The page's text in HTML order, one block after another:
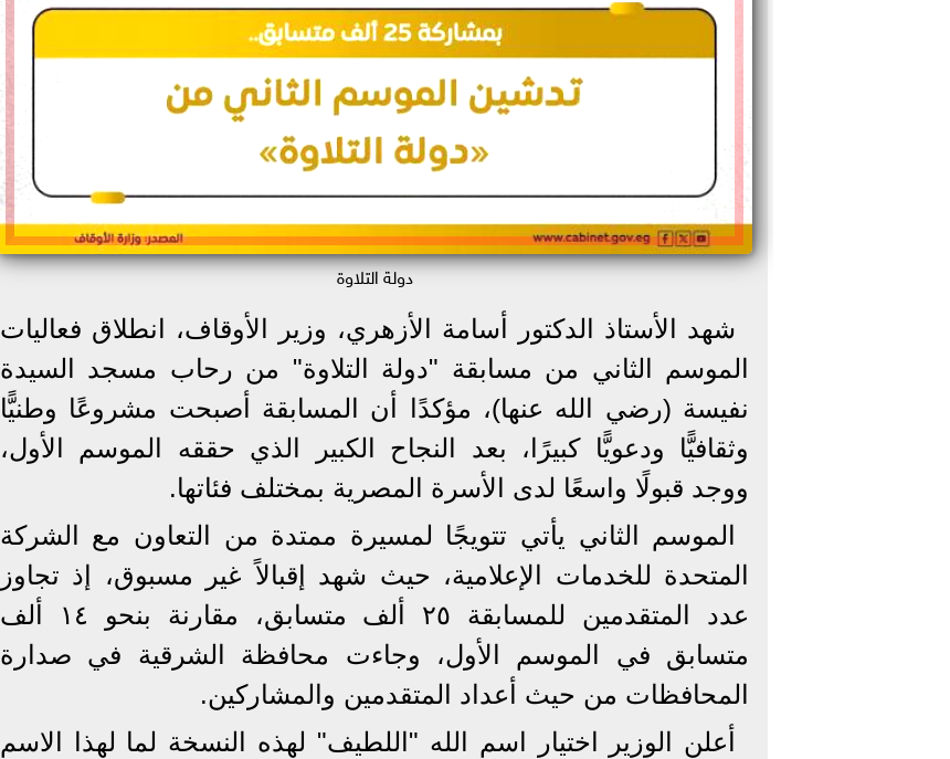
دولة التلاوة
شهد الأستاذ الدكتور أسامة الأزهري، وزير الأوقاف، انطلاق فعاليات
الموسم الثاني من مسابقة "دولة التلاوة" من رحاب مسجد السيدة
نفيسة (رضي الله عنها)، مؤكدًا أن المسابقة أصبحت مشروعًا وطنيًّا
وثقافيًّا ودعويًّا كبيرًا، بعد النجاح الكبير الذي حققه الموسم الأول،
ووجد قبولًا واسعًا لدى الأسرة المصرية بمختلف فئاتها.
الموسم الثاني يأتي تتويجًا لمسيرة ممتدة من التعاون مع الشركة
المتحدة للخدمات الإعلامية، حيث شهد إقبالاً غير مسبوق، إذ تجاوز
عدد المتقدمين للمسابقة ٢٥ ألف متسابق، مقارنة بنحو ١٤ ألف
متسابق في الموسم الأول، وجاءت محافظة الشرقية في صدارة
المحافظات من حيث أعداد المتقدمين والمشاركين.
أعلن الوزير اختيار اسم الله "اللطيف" لهذه النسخة لما لهذا الاسم